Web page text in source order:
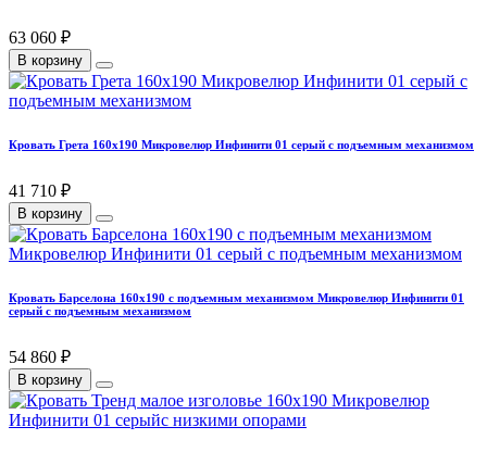
63 060 ₽
В корзину
Кровать Грета 160х190 Микровелюр Инфинити 01 серый с подъемным механизмом
41 710 ₽
В корзину
Кровать Барселона 160х190 с подъемным механизмом Микровелюр Инфинити 01
серый с подъемным механизмом
54 860 ₽
В корзину